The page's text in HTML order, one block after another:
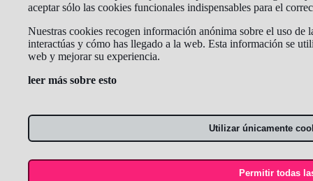
aceptar sólo las cookies funcionales indispensables para el
Nuestras cookies recogen información anónima sobre el uso de
interactúas y cómo has llegado a la web. Esta información se
web y mejorar su experiencia.
leer más sobre esto
Utilizar únicamente
Permitir todas